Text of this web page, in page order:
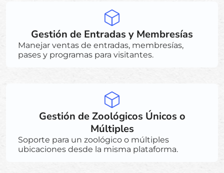
Gestión de Entradas y Membresías
Manejar ventas de entradas, membresías,
pases y programas para visitantes.
Gestión de Zoológicos Únicos o
Múltiples
Soporte para un zoológico o múltiples
ubicaciones desde la misma plataforma.